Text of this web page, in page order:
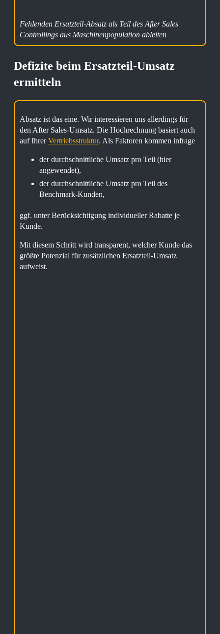
Fehlenden Ersatzteil-Absatz als Teil des After Sales
Controllings aus Maschinenpopulation ableiten
Defizite beim Ersatzteil-Umsatz
ermitteln
Absatz ist das eine. Wir interessieren uns allerdings für
den After Sales-Umsatz. Die Hochrechnung basiert auch
auf IhrerVertriebsstruktur. Als Faktoren kommen infrage
der durchschnittliche Umsatz pro Teil (hier
angewendet),
der durchschnittliche Umsatz pro Teil des
Benchmark-Kunden,
ggf. unter Berücksichtigung individueller Rabatte je
Kunde.
Mit diesem Schritt wird transparent, welcher Kunde das
größte Potenzial für zusätzlichen Ersatzteil-Umsatz
aufweist.